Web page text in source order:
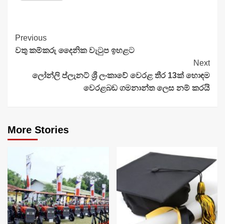
Continue
Reading
Previous
වතු කම්කරු දෛනික වැටුප ඉහළට
Next
ලෝන්ලි ප්ලැනට් ශ්‍රී ලංකාවේ වෙරළ තීර 13ක් හොඳම
වෙරළබඩ ගමනාන්ත ලෙස නම් කරයි
More Stories